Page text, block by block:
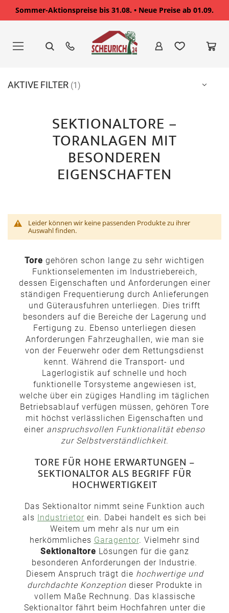
Sommer-Aktionspreise bis 31.08. • Neue Preise ab 01.09.
springen
SEKTIONALTORE –
TORANLAGEN MIT
BESONDEREN
EIGENSCHAFTEN
Leider können wir keine passenden Produkte zu ihrer
Auswahl finden.
AKTIVE FILTER
Tore gehören schon lange zu sehr wichtigen
Funktionselementen im Industriebereich,
dessen Eigenschaften und Anforderungen einer
ständigen Frequentierung durch Anlieferungen
und Güterausfuhren unterliegen. Dies trifft
besonders auf die Bereiche der Lagerung und
Fertigung zu. Ebenso unterliegen diesen
Anforderungen Fahrzeughallen, wie man sie
von der Feuerwehr oder dem Rettungsdienst
kennt. Während die Transport- und
Lagerlogistik auf schnelle und hoch
funktionelle Torsysteme angewiesen ist,
welche über ein zügiges Handling im täglichen
Betriebsablauf verfügen müssen, gehören Tore
mit höchst verlässlichen Eigenschaften und
einer anspruchsvollen Funktionalität ebenso
zur Selbstverständlichkeit.
TORE FÜR HOHE ERWARTUNGEN –
SEKTIONALTOR ALS BEGRIFF FÜR
HOCHWERTIGKEIT
Das Sektionaltor nimmt seine Funktion auch
als Industrietor ein. Dabei handelt es sich bei
Weitem um mehr als nur um ein
herkömmliches Garagentor. Vielmehr sind
Sektionaltore Lösungen für die ganz
besonderen Anforderungen der Industrie.
Diesem Anspruch trägt die hochwertige und
durchdachte Konzeption dieser Produkte in
vollem Maße Rechnung. Das klassische
Sektionaltor fährt beim Hochfahren unter die